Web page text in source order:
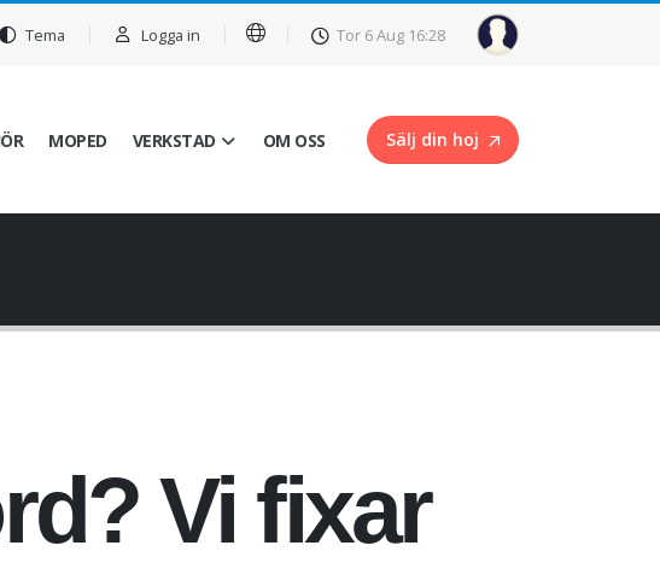
Tema Logga in Tor 6 Aug 1628
MOPED VERKSTAD OM OSS Sälj din hoj
Vi fixar